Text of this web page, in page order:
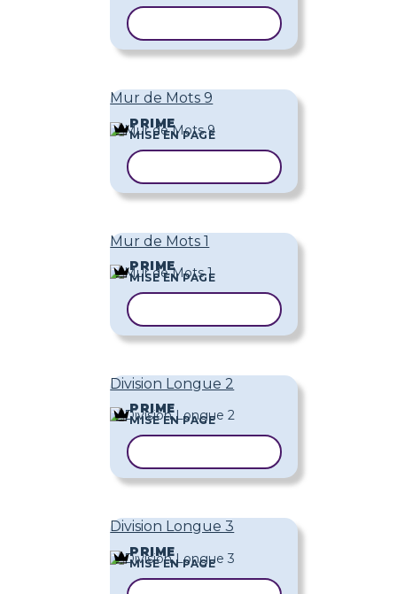
Mur de Mots 9
PRIME
MISE EN PAGE
Mur de Mots 1
PRIME
MISE EN PAGE
Division Longue 2
PRIME
MISE EN PAGE
Division Longue 3
PRIME
MISE EN PAGE